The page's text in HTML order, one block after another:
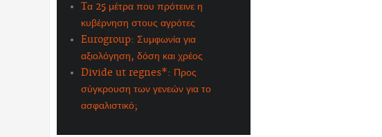
Tα 25 μέτρα που πρότεινε η
κυβέρνηση στους αγρότες
Eurogroup: Συμφωνία για
αξιολόγηση, δόση και χρέος
Divide ut regnes*: Προς
σύγκρουση των γενεών για το
ασφαλιστικό;